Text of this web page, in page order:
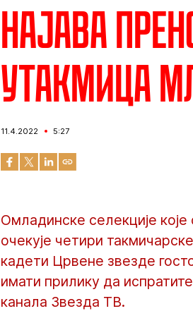
Најава
утакмица
11.4.2022 5:27
Омладинске селекције које
очекује четири
кадети Црвене звезде
имати прилику да
канала Звезда ТВ.